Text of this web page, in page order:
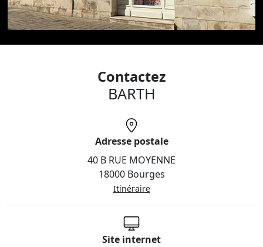
Contactez
BARTH
Adresse postale
40 B RUE MOYENNE
18000 Bourges
Itinéraire
Site internet